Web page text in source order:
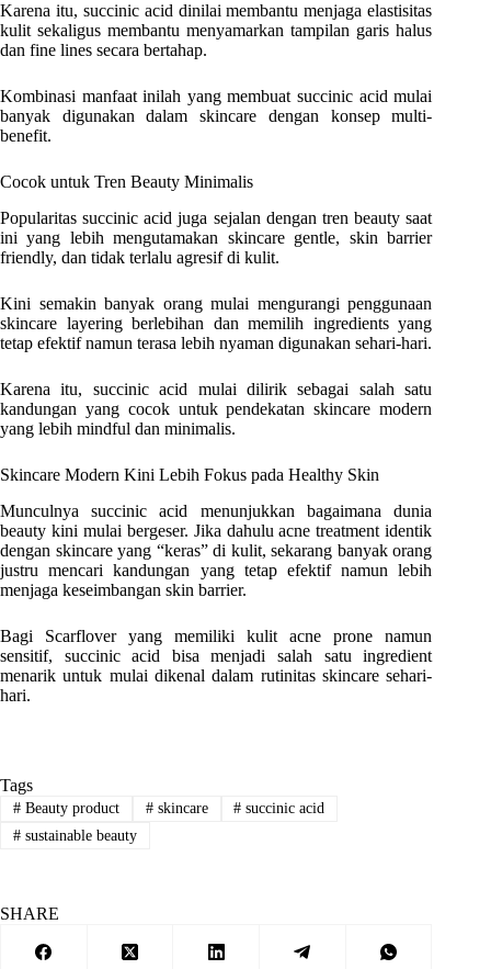
Karena itu, succinic acid dinilai membantu menjaga elastisitas
kulit sekaligus membantu menyamarkan tampilan garis halus
dan fine lines secara bertahap.
Kombinasi manfaat inilah yang membuat succinic acid mulai
banyak digunakan dalam skincare dengan konsep multi-
benefit.
Cocok untuk Tren Beauty Minimalis
Popularitas succinic acid juga sejalan dengan tren beauty saat
ini yang lebih mengutamakan skincare gentle, skin barrier
friendly, dan tidak terlalu agresif di kulit.
Kini semakin banyak orang mulai mengurangi penggunaan
skincare layering berlebihan dan memilih ingredients yang
tetap efektif namun terasa lebih nyaman digunakan sehari-hari.
Karena itu, succinic acid mulai dilirik sebagai salah satu
kandungan yang cocok untuk pendekatan skincare modern
yang lebih mindful dan minimalis.
Skincare Modern Kini Lebih Fokus pada Healthy Skin
Munculnya succinic acid menunjukkan bagaimana dunia
beauty kini mulai bergeser. Jika dahulu acne treatment identik
dengan skincare yang “keras” di kulit, sekarang banyak orang
justru mencari kandungan yang tetap efektif namun lebih
menjaga keseimbangan skin barrier.
Bagi Scarflover yang memiliki kulit acne prone namun
sensitif, succinic acid bisa menjadi salah satu ingredient
menarik untuk mulai dikenal dalam rutinitas skincare sehari-
hari.
Tags
#Beauty product #skincare # succinic acid
#sustainable beauty
SHARE